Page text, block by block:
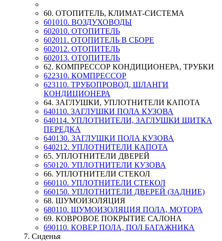
60. ОТОПИТЕЛЬ, КЛИМАТ-СИСТЕМА
601010. ВОЗДУХОВОДЫ
602010. ОТОПИТЕЛЬ
602011. ОТОПИТЕЛЬ В СБОРЕ
602012. ОТОПИТЕЛЬ
602013. ОТОПИТЕЛЬ
62. КОМПРЕССОР КОНДИЦИОНЕРА, ТРУБКИ
622310. КОМПРЕССОР
623110. ТРУБОПРОВОД, ШЛАНГИ
КОНДИЦИОНЕРА
64. ЗАГЛУШКИ, УПЛОТНИТЕЛИ КАПОТА
640110. ЗАГЛУШКИ ПОЛА КУЗОВА
640114. УПЛОТНИТЕЛИ, ЗАГЛУШКИ ЩИТКА
ПЕРЕДКА
640130. ЗАГЛУШКИ ПОЛА КУЗОВА
640212. УПЛОТНИТЕЛИ КАПОТА
65. УПЛОТНИТЕЛИ ДВЕРЕЙ
650120. УПЛОТНИТЕЛИ КУЗОВА
66. УПЛОТНИТЕЛИ СТЕКОЛ
660110. УПЛОТНИТЕЛИ СТЕКОЛ
660150. УПЛОТНИТЕЛИ ДВЕРЕЙ (ЗАДНИЕ)
68. ШУМОИЗОЛЯЦИЯ
680110. ШУМОИЗОЛЯЦИЯ ПОЛА, МОТОРА
69. КОВРОВОЕ ПОКРЫТИЕ САЛОНА
690110. КОВЕР ПОЛА, ПОЛ БАГАЖНИКА
7. Сиденья